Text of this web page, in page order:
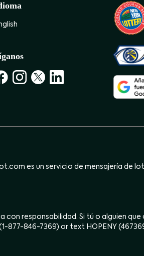
es un servicio de mensajería de
con responsabilidad. Si tú o alguien
877-846-7369) or text HOPENY